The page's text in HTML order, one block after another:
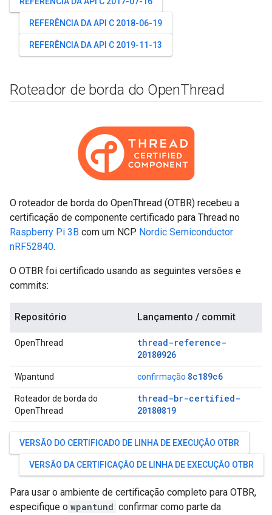
REFERÊNCIA DA API C 2018-06-19
REFERÊNCIA DA API C 2019-11-13
Roteador de borda do OpenThread
O roteador de borda do OpenThread (OTBR) recebeu a
certificação de componente certificado para Thread no
Raspberry Pi 3B com um NCP Nordic Semiconductor
nRF52840.
O OTBR foi certificado usando as seguintes versões e
commits:
Repositório Lançamento / commit
OpenThread
thread-reference-
20180926
Wpantund confirmação 8c189c6
Roteador de borda do
OpenThread
thread-br-certified-
20180819
VERSÃO DO CERTIFICADO DE LINHA DE EXECUÇÃO OTBR
VERSÃO DA CERTIFICAÇÃO DE LINHA DE EXECUÇÃO OTBR
Para usar o ambiente de certificação completo para OTBR,
especifique o wpantund confirmar como parte da